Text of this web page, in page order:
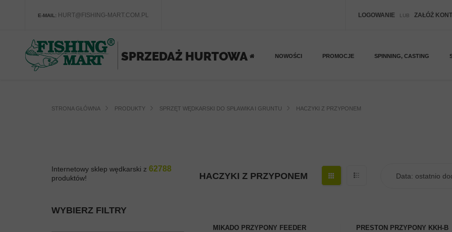
E-MAIL: HURT@FISHING-MART.COM.PL LOGOWANIE LUB ZAŁÓŻ
NOWOŚCI PROMOCJE SPINNING, CASTING
STRONA GŁÓWNA PRODUKTY SPRZĘT WĘDKARSKI DO SPŁAWIKA I GRUNTU HACZYKI Z PRZYPONEM
HACZYKI Z PRZYPONEM
MIKADO PRZYPONY FEEDER
PRESTON PRZYPONY KKH-B
Internetowy sklep wędkarski z 62788
produktów!
WYBIERZ FILTRY